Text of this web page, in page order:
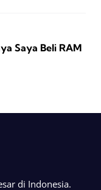
Saya Beli RAM
di Indonesia.